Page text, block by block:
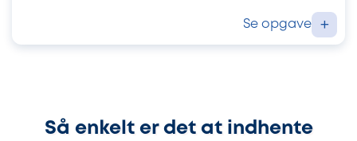
Se opgave +
Så enkelt er det at indhente